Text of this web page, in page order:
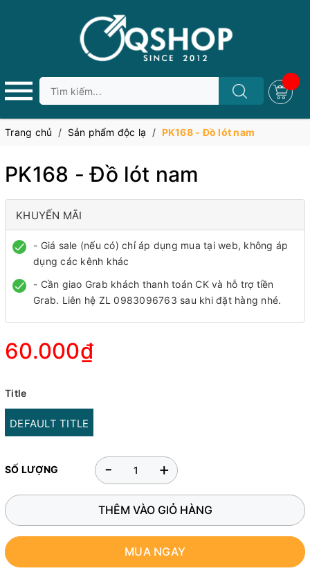
Trang chủ / Sản phẩm độc lạ / PK168 - Đồ lót nam
PK168 - Đồ lót nam
KHUYẾN MÃI
- Giá sale (nếu có) chỉ áp dụng mua tại web, không áp
dụng các kênh khác
- Cần giao Grab khách thanh toán CK và hỗ trợ tiền
Grab. Liên hệ ZL 0983096763 sau khi đặt hàng nhé.
60.000₫
Title
DEFAULT TITLE
SỐ LƯỢNG +
-
THÊM VÀO GIỎ HÀNG
MUA NGAY